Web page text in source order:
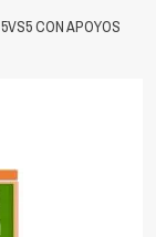
5VS5 CON APOYOS